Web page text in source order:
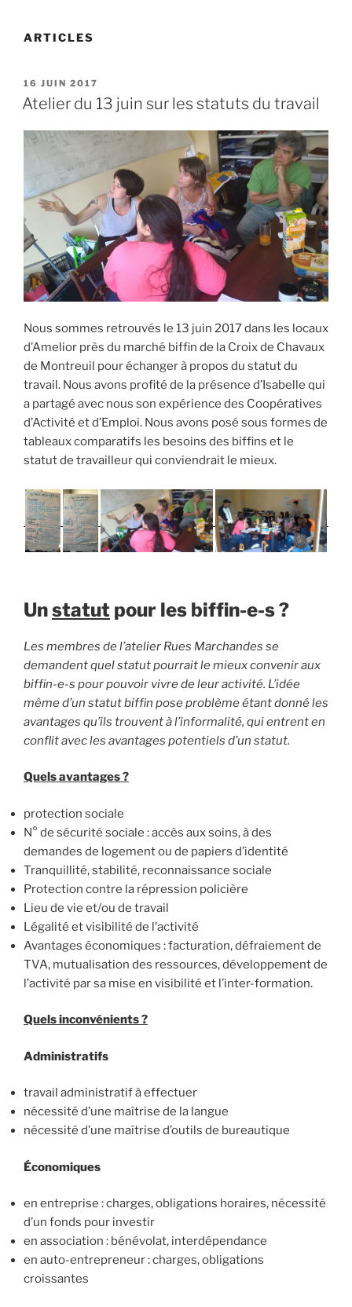
ARTICLES
PUBLIÉ
LE
16 JUIN 2017
Atelier du 13 juin sur les statuts du travail
Nous sommes retrouvés le 13 juin 2017 dans les locaux
d’Amelior près du marché biffin de la Croix de Chavaux
de Montreuil pour échanger à propos du statut du
travail. Nous avons profité de la présence d’Isabelle qui
a partagé avec nous son expérience des Coopératives
d’Activité et d’Emploi. Nous avons posé sous formes de
tableaux comparatifs les besoins des biffins et le
statut de travailleur qui conviendrait le mieux.
Unstatut pour les biffin-e-s ?
Les membres de l’atelier Rues Marchandes se
demandent quel statut pourrait le mieux convenir aux
biffin-e-s pour pouvoir vivre de leur activité. L’idée
même d’un statut biffin pose problème étant donné les
avantages qu’ils trouvent à l’informalité, qui entrent en
conflit avec les avantages potentiels d’un statut.
Quels avantages ?
protection sociale
N° de sécurité sociale : accès aux soins, à des
demandes de logement ou de papiers d’identité
Tranquillité, stabilité, reconnaissance sociale
Protection contre la répression policière
Lieu de vie et/ou de travail
Légalité et visibilité de l’activité
Avantages économiques : facturation, défraiement de
TVA, mutualisation des ressources, développement de
l’activité par sa mise en visibilité et l’inter-formation.
Quels inconvénients ?
Administratifs
travail administratif à effectuer
nécessité d’une maîtrise de la langue
nécessité d’une maîtrise d’outils de bureautique
Économiques
en entreprise : charges, obligations horaires, nécessité
d’un fonds pour investir
en association : bénévolat, interdépendance
en auto-entrepreneur : charges, obligations
croissantes